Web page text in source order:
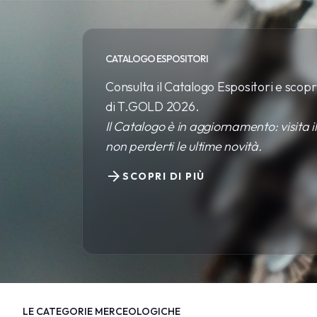
CATALOGO ESPOSITORI
Consulta il Catalogo Espositori e
di T.GOLD 2026.
Il Catalogo è in aggiornamento: visita
non perderti le ultime novità.
SCOPRI DI PIÙ
arrow_forward
LE CATEGORIE MERCEOLOGICHE